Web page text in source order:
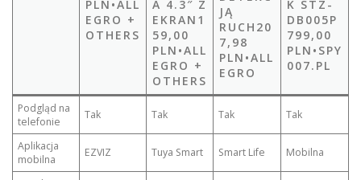
PLN•ALL
EGRO +
OTHERS
A 4.3″ Z
EKRAN1
59,00
PLN•ALL
EGRO +
OTHERS
JĄ
RUCH20
7,98
PLN•ALL
EGRO
K STZ-
DB005P
799,00
PLN•SPY
007.PL
Podgląd na
telefonie
Tak Tak Tak Tak
Aplikacja
mobilna
EZVIZ Tuya Smart Smart Life Mobilna